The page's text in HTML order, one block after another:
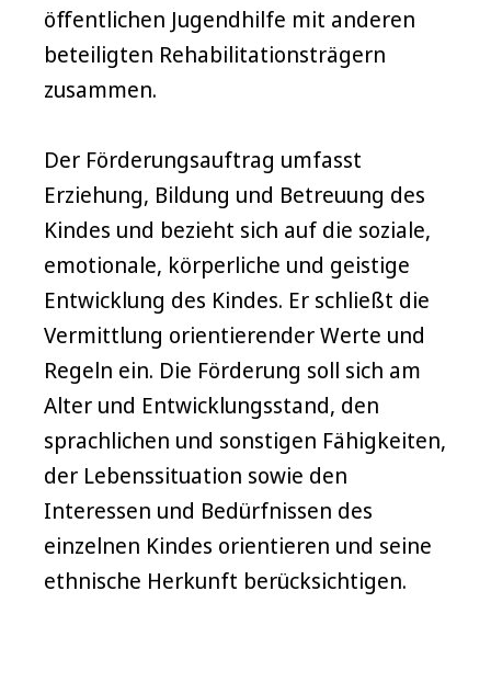
öffentlichen Jugendhilfe mit anderen
beteiligten Rehabilitationsträgern
zusammen.
Der Förderungsauftrag umfasst
Erziehung, Bildung und Betreuung des
Kindes und bezieht sich auf die soziale,
emotionale, körperliche und geistige
Entwicklung des Kindes. Er schließt die
Vermittlung orientierender Werte und
Regeln ein. Die Förderung soll sich am
Alter und Entwicklungsstand, den
sprachlichen und sonstigen Fähigkeiten,
der Lebenssituation sowie den
Interessen und Bedürfnissen des
einzelnen Kindes orientieren und seine
ethnische Herkunft berücksichtigen.